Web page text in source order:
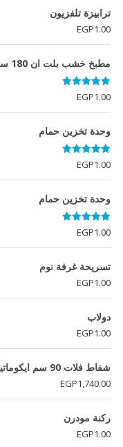
ترابيزة تلفزيون
EGP1.00
مطبخ خشب بلت ان 180 سم
تم التقييم
5.00
من 5
EGP1.00
وحدة تخزين حمام
تم التقييم
5.00
من 5
EGP1.00
وحدة تخزين حمام
تم التقييم
5.00
من 5
EGP1.00
تسريحة غرفة نوم
EGP1.00
دولاب
EGP1.00
شفاط فلات 90 سم ايكوماتيك
EGP1,740.00
ركنة مودرن
EGP1.00